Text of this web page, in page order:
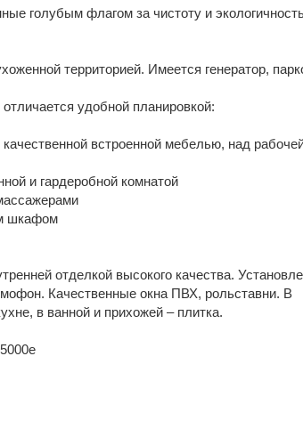
голубым флагом за чистоту и
территорией. Имеется генератор,
удобной планировкой:
встроенной мебелью, над
и гардеробной комнатой
шкафом
отделкой высокого качества.
Качественные окна ПВХ, рольставни. В
в ванной и прихожей – плитка.